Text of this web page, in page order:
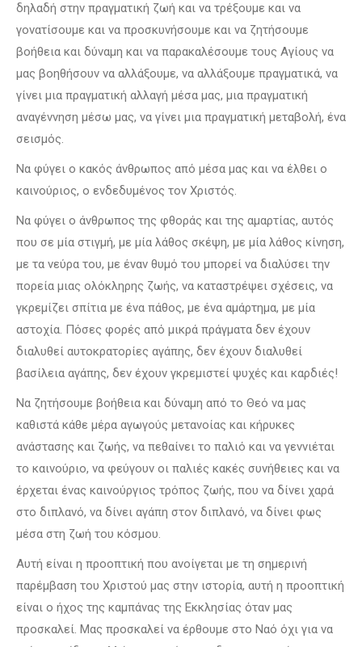
δηλαδή στην πραγματική ζωή και να τρέξουμε και να
γονατίσουμε και να προσκυνήσουμε και να ζητήσουμε
βοήθεια και δύναμη και να παρακαλέσουμε τους Αγίους να
μας βοηθήσουν να αλλάξουμε, να αλλάξουμε πραγματικά, να
γίνει μια πραγματική αλλαγή μέσα μας, μια πραγματική
αναγέννηση μέσω μας, να γίνει μια πραγματική μεταβολή, ένα
σεισμός.
Να φύγει ο κακός άνθρωπος από μέσα μας και να έλθει ο
καινούριος, ο ενδεδυμένος τον Χριστός.
Να φύγει ο άνθρωπος της φθοράς και της αμαρτίας, αυτός
που σε μία στιγμή, με μία λάθος σκέψη, με μία λάθος κίνηση,
με τα νεύρα του, με έναν θυμό του μπορεί να διαλύσει την
πορεία μιας ολόκληρης ζωής, να καταστρέψει σχέσεις, να
γκρεμίζει σπίτια με ένα πάθος, με ένα αμάρτημα, με μία
αστοχία. Πόσες φορές από μικρά πράγματα δεν έχουν
διαλυθεί αυτοκρατορίες αγάπης, δεν έχουν διαλυθεί
βασίλεια αγάπης, δεν έχουν γκρεμιστεί ψυχές και καρδιές!
Να ζητήσουμε βοήθεια και δύναμη από το Θεό να μας
καθιστά κάθε μέρα αγωγούς μετανοίας και κήρυκες
ανάστασης και ζωής, να πεθαίνει το παλιό και να γεννιέται
το καινούριο, να φεύγουν οι παλιές κακές συνήθειες και να
έρχεται ένας καινούργιος τρόπος ζωής, που να δίνει χαρά
στο διπλανό, να δίνει αγάπη στον διπλανό, να δίνει φως
μέσα στη ζωή του κόσμου.
Αυτή είναι η προοπτική που ανοίγεται με τη σημερινή
παρέμβαση του Χριστού μας στην ιστορία, αυτή η προοπτική
είναι ο ήχος της καμπάνας της Εκκλησίας όταν μας
προσκαλεί. Μας προσκαλεί να έρθουμε στο Ναό όχι για να